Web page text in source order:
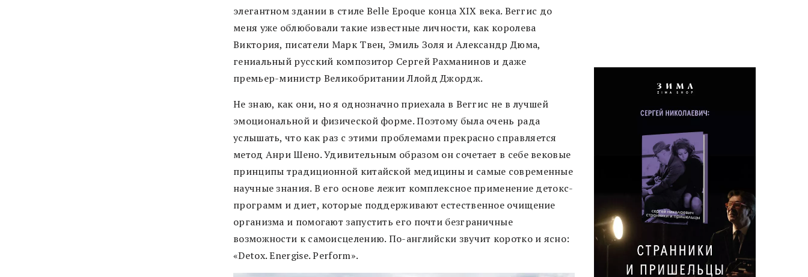
элегантном здании в стиле Belle Epoque конца XIX века. Веггис до
меня уже облюбовали такие известные личности, как королева
Виктория, писатели Марк Твен, Эмиль Золя и Александр Дюма,
гениальный русский композитор Сергей Рахманинов и даже
премьер-министр Великобритании Ллойд Джордж.
Не знаю, как они, но я однозначно приехала в Веггис не в лучшей
эмоциональной и физической форме. Поэтому была очень рада
услышать, что как раз с этими проблемами прекрасно справляется
метод Анри Шено. Удивительным образом он сочетает в себе вековые
принципы традиционной китайской медицины и самые современные
научные знания. В его основе лежит комплексное применение детокс-
программ и диет, которые поддерживают естественное очищение
организма и помогают запустить его почти безграничные
возможности к самоисцелению. По-английски звучит коротко и ясно:
«Detox. Energise. Perform».